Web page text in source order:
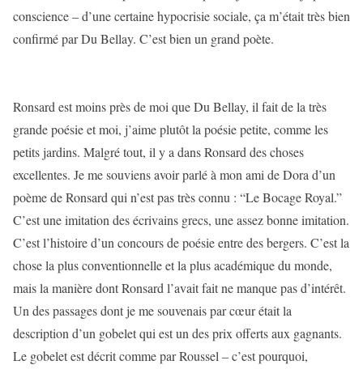
conscience – d’une certaine hypocrisie sociale, ça m’était très bien
confirmé par Du Bellay. C’est bien un grand poète.
Ronsard est moins près de moi que Du Bellay, il fait de la très
grande poésie et moi, j’aime plutôt la poésie petite, comme les
petits jardins. Malgré tout, il y a dans Ronsard des choses
excellentes. Je me souviens avoir parlé à mon ami de Dora d’un
poème de Ronsard qui n’est pas très connu : “Le Bocage Royal.”
C’est une imitation des écrivains grecs, une assez bonne imitation.
C’est l’histoire d’un concours de poésie entre des bergers. C’est la
chose la plus conventionnelle et la plus académique du monde,
mais la manière dont Ronsard l’avait fait ne manque pas d’intérêt.
Un des passages dont je me souvenais par cœur était la
description d’un gobelet qui est un des prix offerts aux gagnants.
Le gobelet est décrit comme par Roussel – c’est pourquoi,